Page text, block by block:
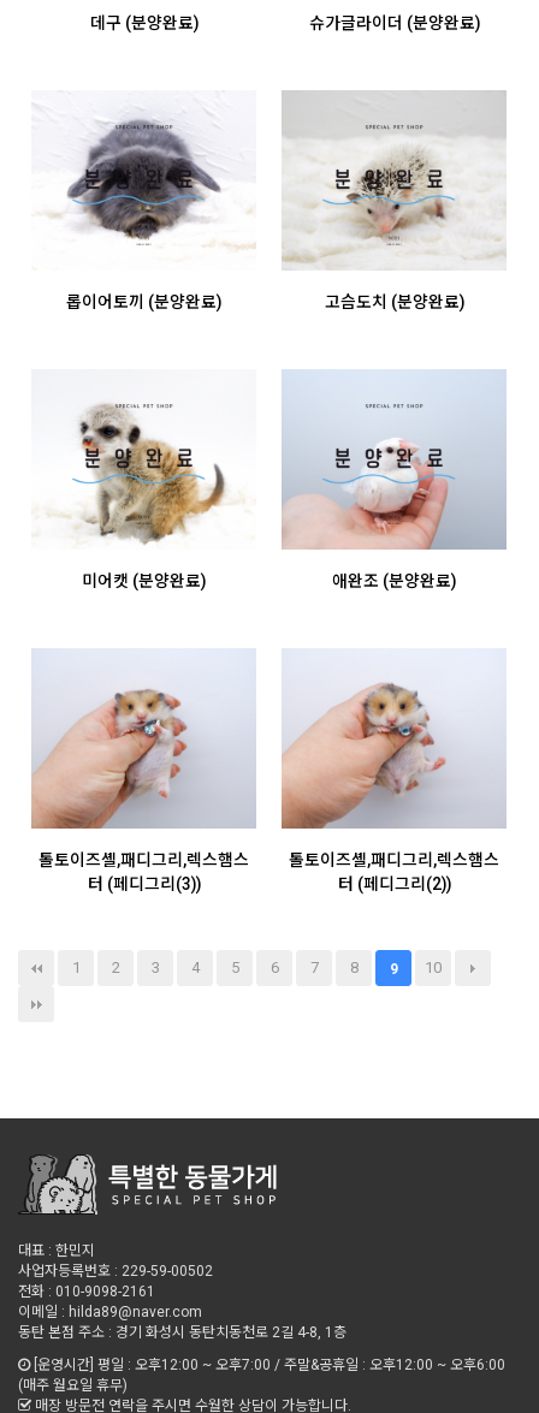
데구 (분양완료) 슈가글라이더 (분양완료)
롭이어토끼 (분양완료) 고슴도치 (분양완료)
미어캣 (분양완료) 애완조 (분양완료)
톨토이즈셸,패디그리,렉스햄스
터 (페디그리(3))
톨토이즈셸,패디그리,렉스햄스
터 (페디그리(2))
1 2 3 4 5 6 7 8 9 10
대표 : 한민지
사업자등록번호 : 229-59-00502
전화 : 010-9098-2161
이메일 : hilda89@naver.com
동탄 본점 주소 : 경기 화성시 동탄치동천로 2길 4-8, 1층
[운영시간] 평일 : 오후12:00 ~ 오후7:00 / 주말&공휴일 : 오후12:00 ~ 오후6:00
(매주 월요일 휴무)
매장 방문전 연락을 주시면 수월한 상담이 가능합니다.